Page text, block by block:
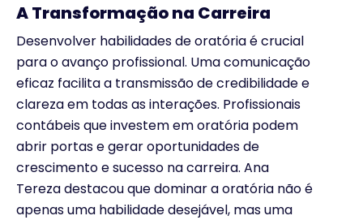
A Transformação na Carreira
Desenvolver habilidades de oratória é crucial
para o avanço profissional. Uma comunicação
eficaz facilita a transmissão de credibilidade e
clareza em todas as interações. Profissionais
contábeis que investem em oratória podem
abrir portas e gerar oportunidades de
crescimento e sucesso na carreira. Ana
Tereza destacou que dominar a oratória não é
apenas uma habilidade desejável, mas uma